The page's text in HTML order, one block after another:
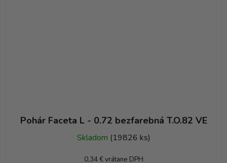
Pohár Faceta L - 0.72 bezfarebná T.O.82 VE
Skladom (19826 ks)
0,34 € vrátane DPH